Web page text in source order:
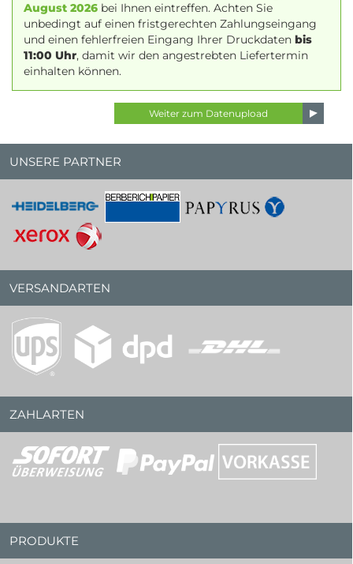
August 2026 bei Ihnen eintreffen. Achten Sie
unbedingt auf einen fristgerechten Zahlungseingang
und einen fehlerfreien Eingang Ihrer Druckdaten bis
11:00 Uhr, damit wir den angestrebten Liefertermin
einhalten können.
UNSERE PARTNER
VERSANDARTEN
ZAHLARTEN
PRODUKTE